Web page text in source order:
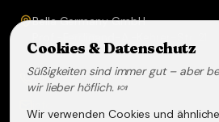
Bella Germany GmbH
67583 Guntersblum
+49 (0) 6249 - 293158
Cookies & Datenschutz
Süßigkeiten sind immer gut – aber
wir lieber höflich. 🍬
Wir verwenden Cookies und